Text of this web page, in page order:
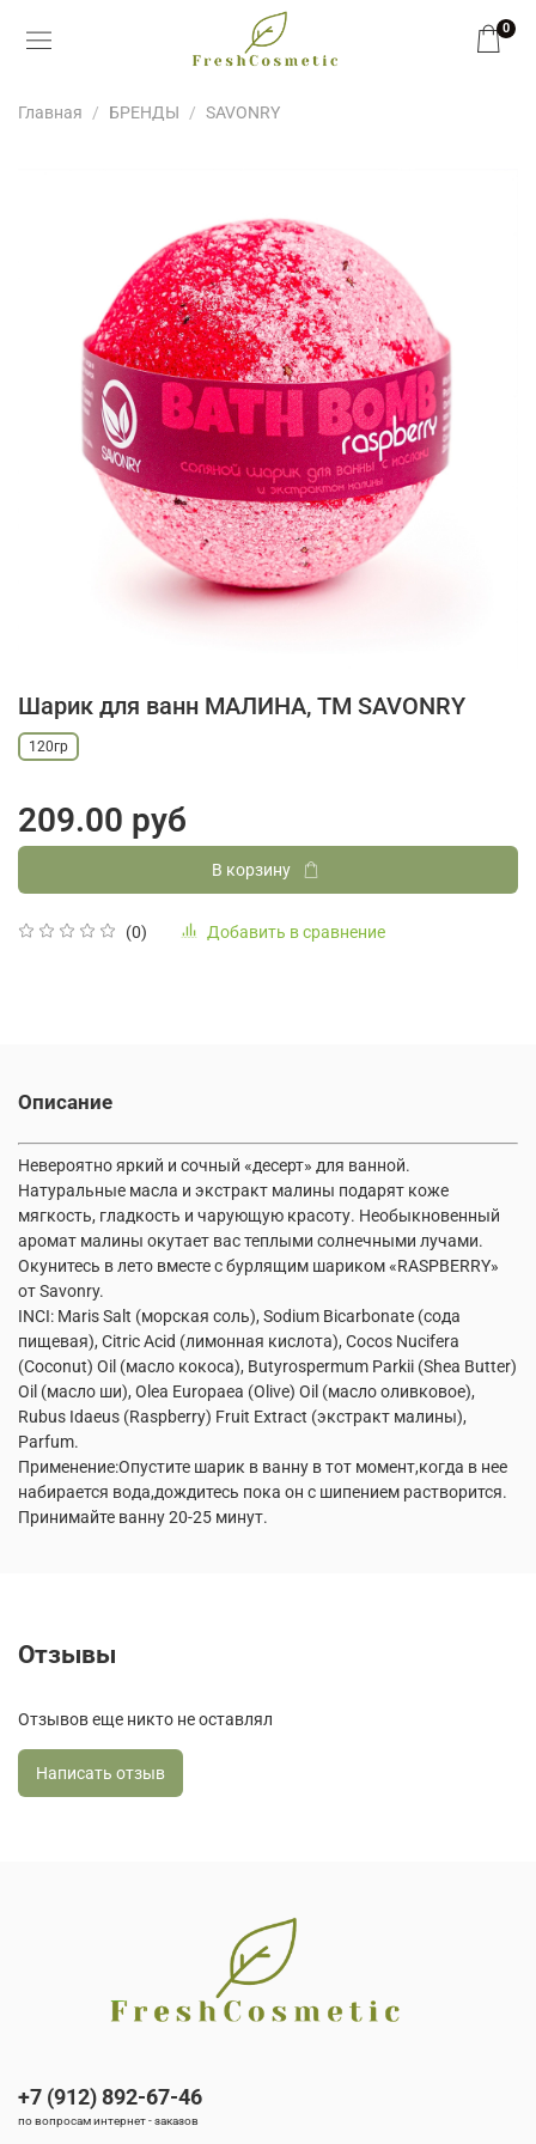
0
Главная БРЕНДЫ SAVONRY
Шарик для ванн МАЛИНА, ТМ SAVONRY
(0) Добавить в сравнение
120гр
209.00 руб
В корзину
Описание
Невероятно яркий и сочный «десерт» для ванной.
Натуральные масла и экстракт малины подарят коже
мягкость, гладкость и чарующую красоту. Необыкновенный
аромат малины окутает вас теплыми солнечными лучами.
Окунитесь в лето вместе с бурлящим шариком «RASPBERRY»
от Savonry.
INCI: Maris Salt (морская соль), Sodium Вicarbonate (сода
пищевая), Citric Acid (лимонная кислота), Cocos Nucifera
(Coconut) Oil (масло кокоса), Butyrospermum Parkii (Shea Butter)
Oil (масло ши), Olea Europaea (Olive) Oil (масло оливковое),
Rubus Idaeus (Raspberry) Fruit Extract (экстракт малины),
Parfum.
Применение:Опустите шарик в ванну в тот момент,когда в нее
набирается вода,дождитесь пока он с шипением растворится.
Принимайте ванну 20-25 минут.
Отзывы
Отзывов еще никто не оставлял
Написать отзыв
+7 (912) 892-67-46
по вопросам интернет - заказов